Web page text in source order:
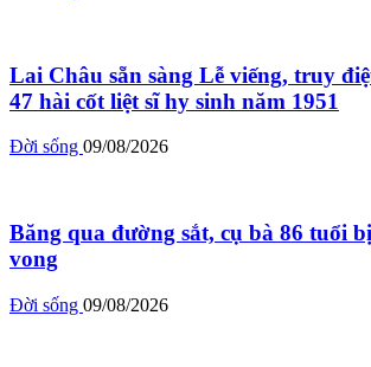
Lai Châu sẵn sàng Lễ viếng, truy
47 hài cốt liệt sĩ hy sinh năm 1951
Đời sống 09/08/2026
Băng qua đường sắt, cụ bà 86 tuổi
vong
Đời sống 09/08/2026